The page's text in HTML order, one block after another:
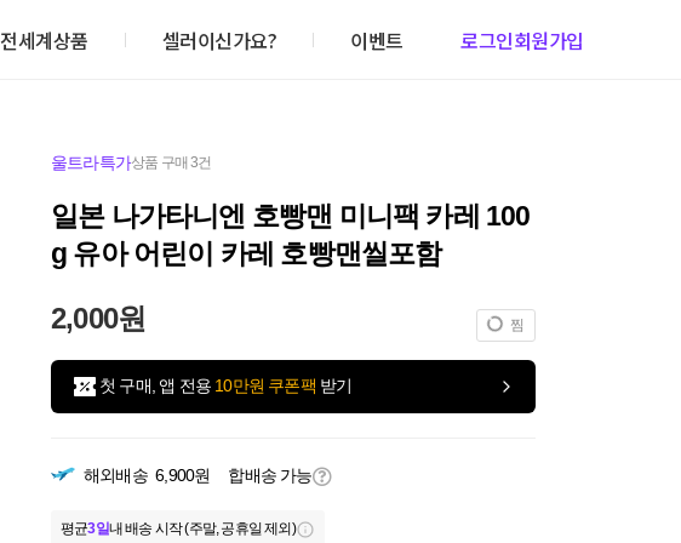
전세계상품 셀러이신가요? 이벤트 로그인회원가입
울트라특가상품 구매 3건
일본 나가타니엔 호빵맨 미니팩 카레 100
g 유아 어린이 카레 호빵맨씰포함
2,000원 찜
첫 구매, 앱 전용 10만원 쿠폰팩 받기
해외배송 6,900원 합배송 가능
평균3일내 배송 시작 (주말, 공휴일 제외)